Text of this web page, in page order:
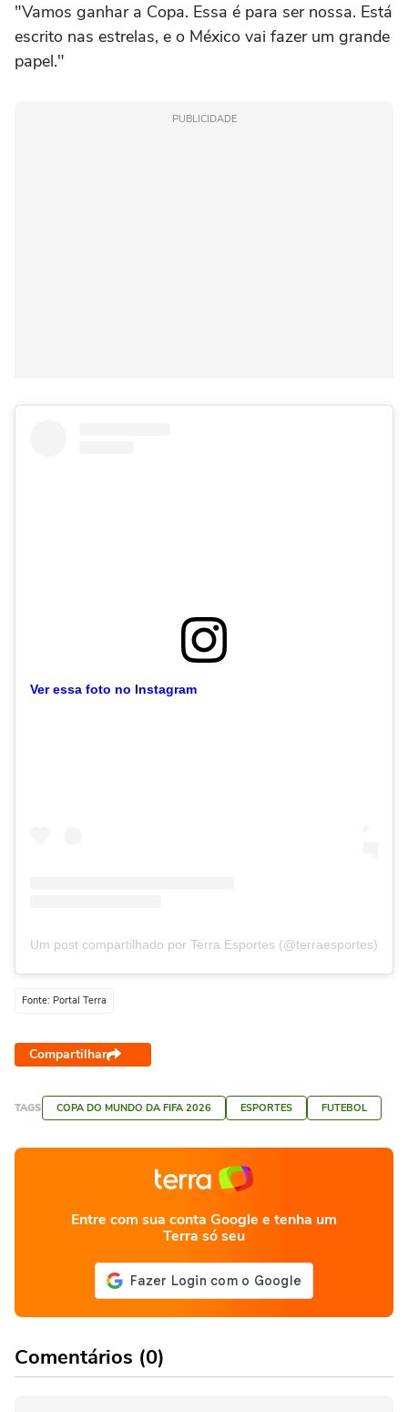
"Vamos ganhar a Copa. Essa é para ser nossa. Está
escrito nas estrelas, e o México vai fazer um grande
papel."
PUBLICIDADE
Ver essa foto no Instagram
Um post compartilhado por Terra Esportes (@terraesportes)
Fonte: Portal Terra
Compartilhar
TAGS COPA DO MUNDO DA FIFA 2026 ESPORTES FUTEBOL
Entre com sua conta Google e tenha um
Terra só seu
Comentários (0)